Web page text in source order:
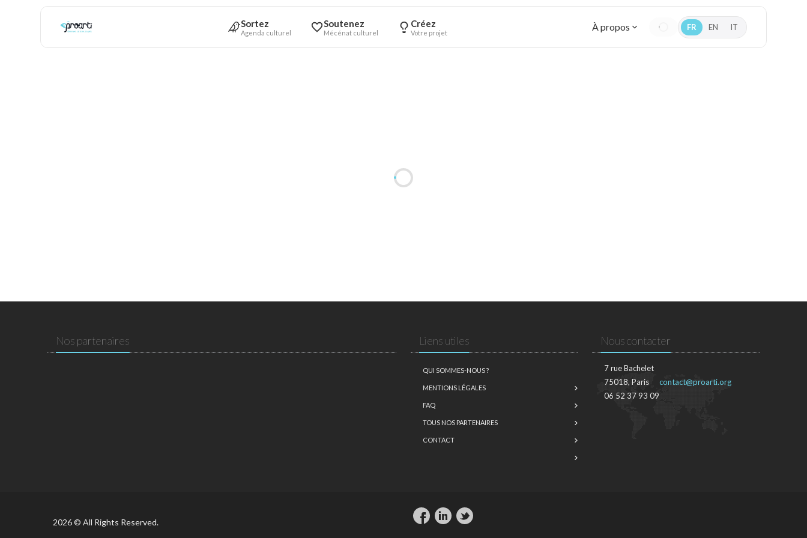
Sortez
Agenda culturel
Soutenez
Mécénat culturel
Créez
Votre projet À propos FR EN IT
Nos partenaires Liens utiles
QUI SOMMES-NOUS ?
MENTIONS LÉGALES
FAQ
TOUS NOS PARTENAIRES
CONTACT
Nous contacter
7 rue Bachelet
75018, Paris
06 52 37 93 09
contact@proarti.org
2026 © All Rights Reserved.